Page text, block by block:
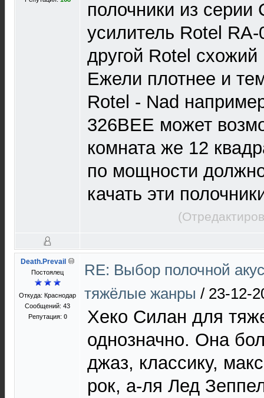
полочники из
усилитель Rotel
другой Rotel
Ежели плотнее и
Rotel - Nad
326BEE может
комната же 12
по мощности
качать эти
Death.Prevail
Постоялец
Откуда: Краснодар
Сообщений: 43
Репутация: 0
RE: Выбор полочной
тяжёлые жанры / 23-12-
Хеко Силан для
однозначно. Она
джаз, классику,
рок, а-ля Лед